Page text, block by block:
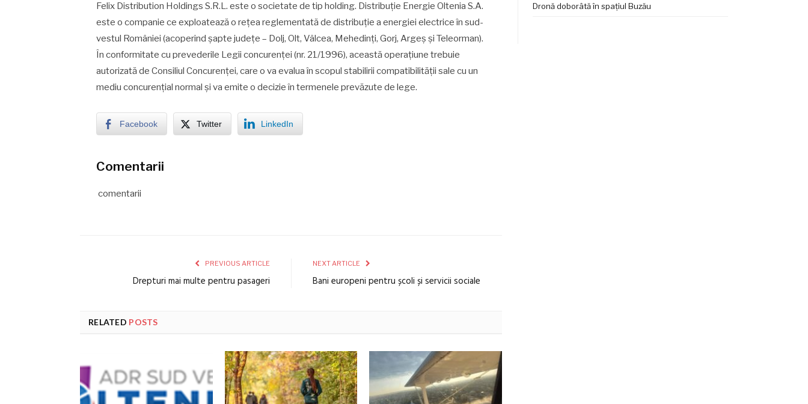
Felix Distribution Holdings S.R.L. este o societate de tip holding. Distribuție Energie Oltenia S.A.
este o companie ce exploatează o rețea reglementată de distribuție a energiei electrice în sud-
vestul României (acoperind șapte județe – Dolj, Olt, Vâlcea, Mehedinți, Gorj, Argeș și Teleorman).
În conformitate cu prevederile Legii concurenţei (nr. 21/1996), această operaţiune trebuie
autorizată de Consiliul Concurenţei, care o va evalua în scopul stabilirii compatibilităţii sale cu un
mediu concurenţial normal şi va emite o decizie în termenele prevăzute de lege.
Facebook Twitter LinkedIn
Comentarii
comentarii
PREVIOUS ARTICLE
Drepturi mai multe pentru pasageri
NEXT ARTICLE
Bani europeni pentru școli și servicii sociale
RELATED POSTS
Dronă doborâtă în spațiul Buzău